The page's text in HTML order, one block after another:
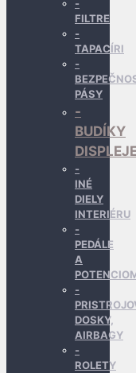
FILTRE
TAPACÍRI
PÁSY
BUDÍKY
INÉ
DIELY
INTERIÉRU
PEDÁLE
A
DOSKY,
AIRBAGY
ROLETY